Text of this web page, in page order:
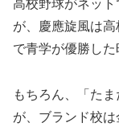
高校野球がネッ
が、慶應旋風は
で青学が優勝した
もちろん、「た
が、ブランド校